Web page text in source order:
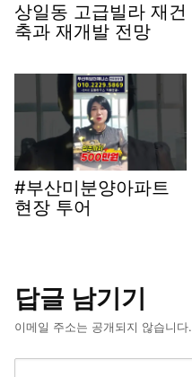
상일동 고급빌라 재건
축과 재개발 전망
#부산미분양아파트
현장 투어
답글 남기기
이메일 주소는 공개되지 않습니다.